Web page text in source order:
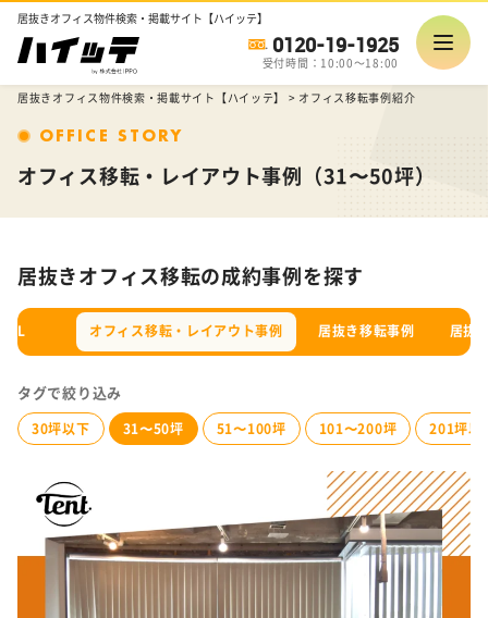
居抜きオフィス物件検索・掲載サイト【ハイッテ】
0120-19-1925
受付時間：10:00～18:00
居抜きオフィス物件検索・掲載サイト【ハイッテ】 > オフィス移転事例紹介
OFFICE STORY
オフィス移転・レイアウト事例（31〜50坪）
居抜きオフィス移転の成約事例を探す
ALL オフィス移転・レイアウト事例 居抜き移転事例 居抜
タグで絞り込み
30坪以下 31〜50坪 51〜100坪 101〜200坪 201坪以